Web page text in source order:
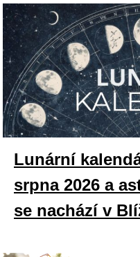
Lunární
srpna 2026 a
se nachází v